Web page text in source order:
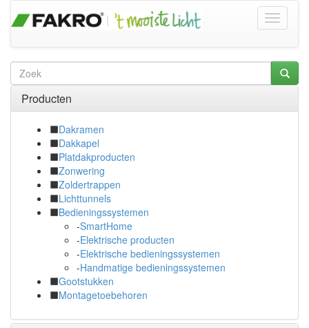
Producten
Dakramen
Dakkapel
Platdakproducten
Zonwering
Zoldertrappen
Lichttunnels
Bedieningssystemen
-SmartHome
-Elektrische producten
-Elektrische bedieningssystemen
-Handmatige bedieningssystemen
Gootstukken
Montagetoebehoren